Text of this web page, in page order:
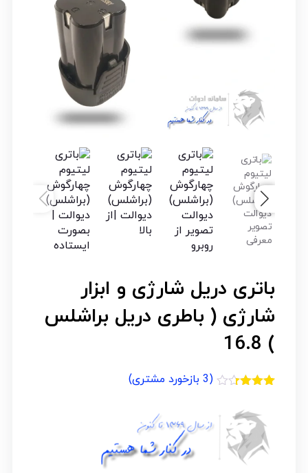
باتری دریل شارژی و ابزار
شارژی ( باطری دریل براشلس
) 16.8
5 در
امتیازدهی
مشتری
(
3 بازخورد مشتری)